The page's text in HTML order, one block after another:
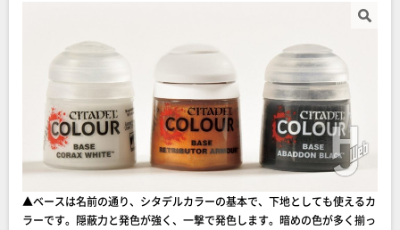
▲ベースは名前の通り、シタデルカラーの基本で、下地としても使えるカ
ラーです。隠蔽力と発色が強く、一撃で発色します。暗めの色が多く揃っ